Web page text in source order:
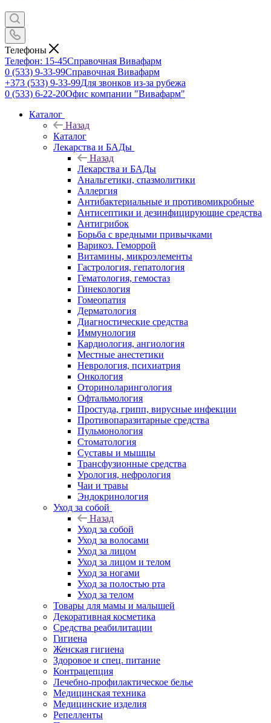
Телефоны
Телефон: 15-45Справочная Вивафарм
0 (533) 9-33-99Справочная Вивафарм
+373 (533) 9-33-99Для звонков из-за рубежа
0 (533) 6-22-20Офис компании "Вивафарм"
Каталог
Назад
Каталог
Лекарства и БАДы
Назад
Лекарства и БАДы
Анальгетики, спазмолитики
Аллергия
Антибактериальные и противомикробные
Антисептики и дезинфицирующие средства
Антигрибок
Борьба с вредными привычками
Варикоз. Геморрой
Витамины, микроэлементы
Гастрология, гепатология
Гематология, гемостаз
Гинекология
Гомеопатия
Дерматология
Диагностические средства
Иммунология
Кардиология, ангиология
Местные анестетики
Неврология, психиатрия
Онкология
Оториноларингология
Офтальмология
Простуда, грипп, вирусные инфекции
Противопаразитарные средства
Пульмонология
Стоматология
Суставы и мышцы
Трансфузионные средства
Урология, нефрология
Чаи и травы
Эндокринология
Уход за собой
Назад
Уход за собой
Уход за волосами
Уход за лицом
Уход за лицом и телом
Уход за ногами
Уход за полостью рта
Уход за телом
Товары для мамы и малышей
Декоративная косметика
Средства реабилитации
Гигиена
Женская гигиена
Здоровое и спец. питание
Контрацепция
Лечебно-профилактическое белье
Медицинская техника
Медицинские изделия
Репелленты